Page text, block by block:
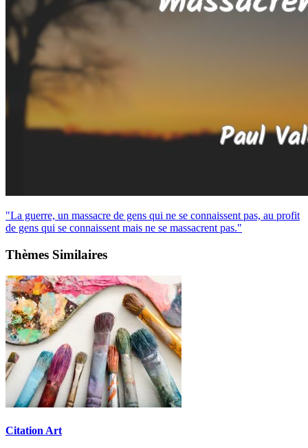
"La guerre, un massacre de gens qui ne se connaissent pas, au profit
de gens qui se connaissent mais ne se massacrent pas."
Thèmes Similaires
Citation Art